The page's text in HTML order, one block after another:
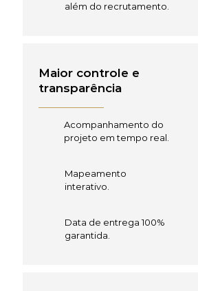
além do recrutamento.
Maior controle e
transparência
Acompanhamento do
projeto em tempo real.
Mapeamento
interativo.
Data de entrega 100%
garantida.